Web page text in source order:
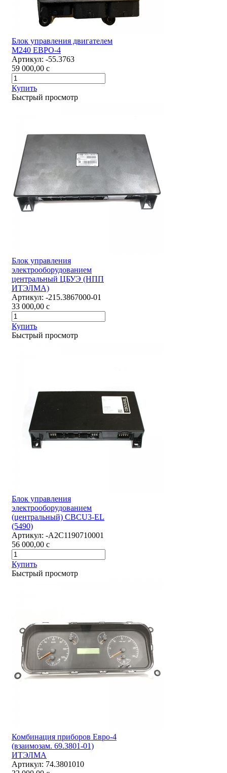
Блок управления двигателем
М240 ЕВРО-4
Артикул: -55.3763
59 000,00 c
Купить
Быстрый просмотр
Блок управления
электрооборудованием
центральный ЦБУЭ (НПП
ИТЭЛМА)
Артикул: -215.3867000-01
33 000,00 c
Купить
Быстрый просмотр
Блок управления
электрооборудованием
(центральный) CBCU3-EL
(5490)
Артикул: -А2С1190710001
56 000,00 c
Купить
Быстрый просмотр
Комбинация приборов Евро-4
(взаимозам. 69.3801-01)
ИТЭЛМА
Артикул: 74.3801010